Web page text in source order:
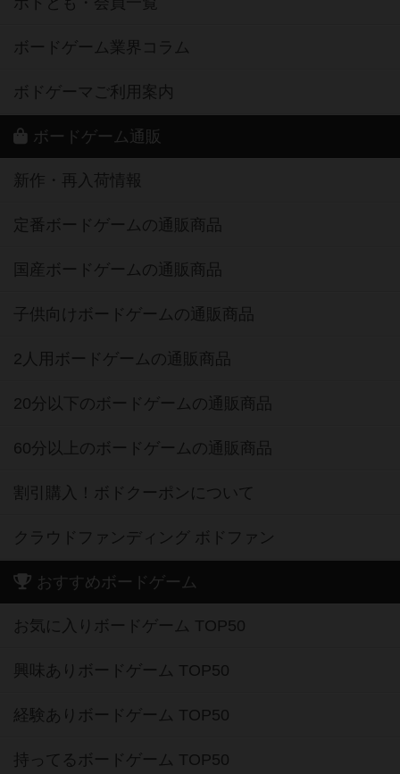
ボードゲーム業界コラム
ボドゲーマご利用案内
ボードゲーム通販
新作・再入荷情報
定番ボードゲームの通販商品
国産ボードゲームの通販商品
子供向けボードゲームの通販商品
2人用ボードゲームの通販商品
20分以下のボードゲームの通販商品
60分以上のボードゲームの通販商品
割引購入！ボドクーポンについて
クラウドファンディング ボドファン
おすすめボードゲーム
お気に入りボードゲーム TOP50
興味ありボードゲーム TOP50
経験ありボードゲーム TOP50
持ってるボードゲーム TOP50